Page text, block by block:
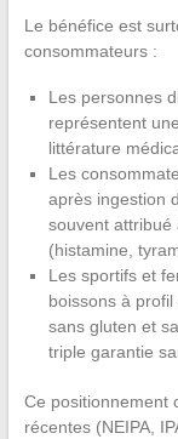
Le bénéfice est
consommateurs :
Les personnes
représentent
littérature
Les
après ingestion
souvent attribué
(histamine,
Les sportifs et
boissons à
sans gluten et
triple garantie
Ce positionnement
récentes (NEIPA,